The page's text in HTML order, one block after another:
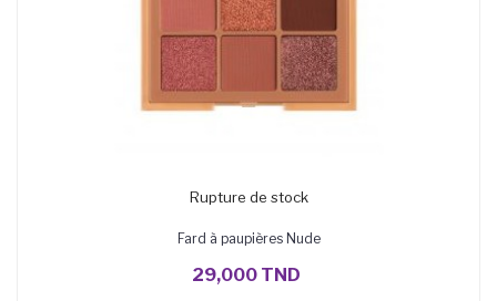
Rupture de stock
Fard à paupières Nude
29,000 TND